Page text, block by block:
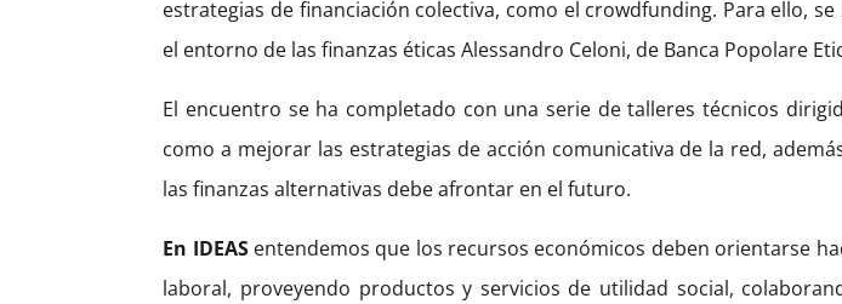
estrategias de financiación colectiva, como el crowdfunding. Para ello,
el entorno de las finanzas éticas Alessandro Celoni, de Banca Popolare
El encuentro se ha completado con una serie de talleres técnicos
como a mejorar las estrategias de acción comunicativa de la red,
las finanzas alternativas debe afrontar en el futuro.
En IDEASentendemos que los recursos económicos deben orientarse
laboral, proveyendo productos y servicios de utilidad social,